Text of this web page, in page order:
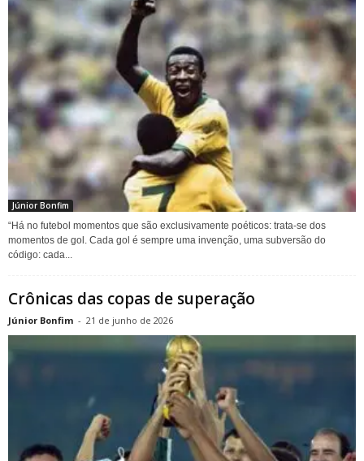
Júnior Bonfim
“Há no futebol momentos que são exclusivamente poéticos: trata-se dos
momentos de gol. Cada gol é sempre uma invenção, uma subversão do
código: cada...
Crônicas das copas de superação
Júnior Bonfim - 21 de junho de 2026